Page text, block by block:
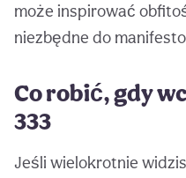
może inspirować
niezbędne do
Co robić, gdy
333
Jeśli wielokrotnie